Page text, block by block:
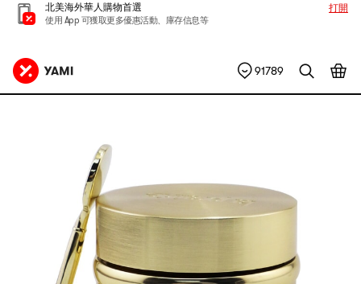
北美海外華人購物首選
使用 App 可獲取更多優惠活動、庫存信息等
打開
91789